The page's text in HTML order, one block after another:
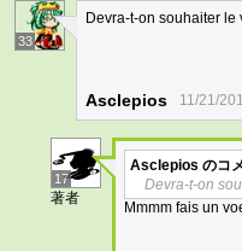
33
Devra-t-on souhaiter
Asclepios 11/21/
17
著者
Asclepios のコ
Devra-t-on
Mmmm fais un